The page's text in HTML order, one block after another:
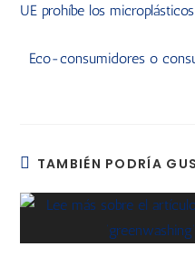
UE prohíbe los
Eco-consumidores o
TAMBIÉN PODRÍA